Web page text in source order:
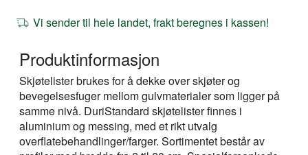
Vi sender til hele landet, frakt beregnes i kassen!
Produktinformasjon
Skjøtelister brukes for å dekke over skjøter og
bevegelsesfuger mellom gulvmaterialer som ligger på
samme nivå. DuriStandard skjøtelister finnes i
aluminium og messing, med et rikt utvalg
overflatebehandlinger/farger. Sortimentet består av